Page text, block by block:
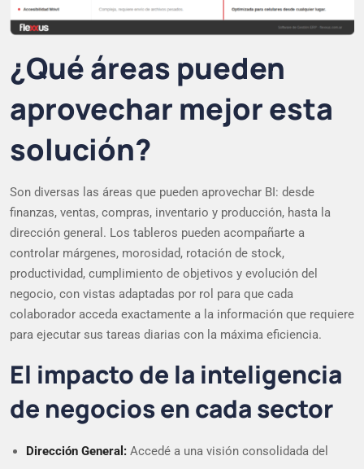
¿Qué áreas pueden
aprovechar mejor esta
solución?
Son diversas las áreas que pueden aprovechar BI: desde
finanzas, ventas, compras, inventario y producción, hasta la
dirección general. Los tableros pueden acompañarte a
controlar márgenes, morosidad, rotación de stock,
productividad, cumplimiento de objetivos y evolución del
negocio, con vistas adaptadas por rol para que cada
colaborador acceda exactamente a la información que requiere
para ejecutar sus tareas diarias con la máxima eficiencia.
El impacto de la inteligencia
de negocios en cada sector
Dirección General: Accedé a una visión consolidada del